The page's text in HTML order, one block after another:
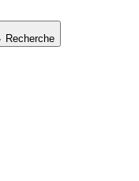
Recherche